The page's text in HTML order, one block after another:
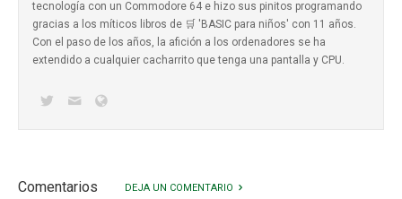
tecnología con un Commodore 64 e hizo sus pinitos programando
gracias a los míticos libros de 🛒 'BASIC para niños' con 11 años.
Con el paso de los años, la afición a los ordenadores se ha
extendido a cualquier cacharrito que tenga una pantalla y CPU.
Comentarios DEJA UN COMENTARIO